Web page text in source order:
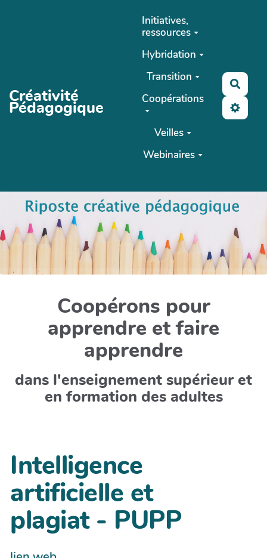
Créativité
Pédagogique
Initiatives,
ressources
Hybridation
Transition
Coopérations
Veilles
Webinaires
Coopérons pour
apprendre et faire
apprendre
dans l'enseignement supérieur et
en formation des adultes
Intelligence
artificielle et
plagiat - PUPP